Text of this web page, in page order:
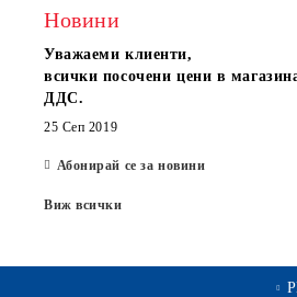
Новини
Уважаеми клиенти,
всички посочени цени в
ДДС.
25 Сеп 2019
Абонирай се за новини
Виж всички